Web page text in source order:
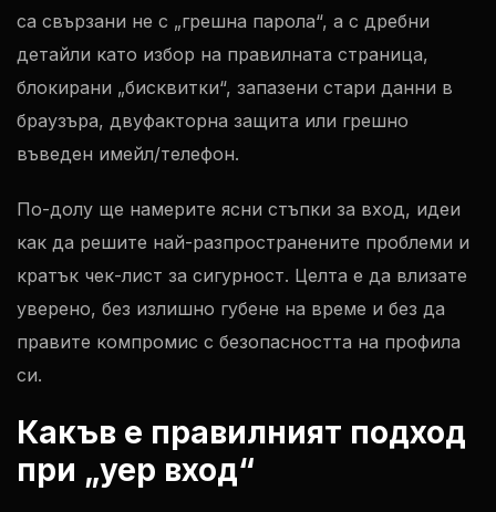
са свързани не с „грешна парола“, а с дребни
детайли като избор на правилната страница,
блокирани „бисквитки“, запазени стари данни в
браузъра, двуфакторна защита или грешно
въведен имейл/телефон.
По-долу ще намерите ясни стъпки за вход, идеи
как да решите най-разпространените проблеми и
кратък чек-лист за сигурност. Целта е да влизате
уверено, без излишно губене на време и без да
правите компромис с безопасността на профила
си.
Какъв е правилният подход
при „yep вход“